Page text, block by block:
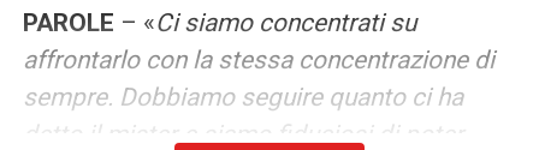
PAROLE – «Ci siamo concentrati su
affrontarlo con la stessa concentrazione di
sempre. Dobbiamo seguire quanto ci ha
detto il mister e siamo fiduciosi di poter